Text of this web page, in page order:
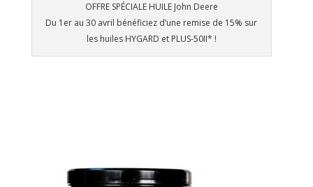
OFFRE SPÉCIALE HUILE John Deere
Du 1er au 30 avril bénéficiez d’une remise de 15% sur
les huiles HYGARD et PLUS-50II* !